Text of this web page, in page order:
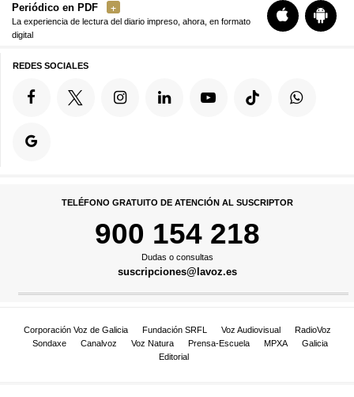
Periódico en PDF
La experiencia de lectura del diario impreso, ahora, en formato
digital
REDES SOCIALES
TELÉFONO GRATUITO DE ATENCIÓN AL SUSCRIPTOR
900 154 218
Dudas o consultas
suscripciones@lavoz.es
Corporación Voz de Galicia Fundación SRFL Voz Audiovisual
RadioVoz
Sondaxe
Canalvoz Voz Natura Prensa-Escuela MPXA
Galicia
Editorial